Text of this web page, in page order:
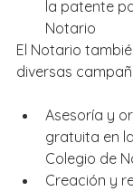
la patente
Notario
El Notario
diversas
Asesoría y
gratuita en
Colegio de
Creación y